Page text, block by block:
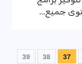
جميع...
37
38
39